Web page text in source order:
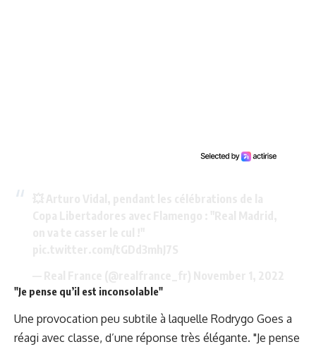
"Je pense qu’il est inconsolable"
Une provocation peu subtile à laquelle Rodrygo Goes a
réagi avec classe, d’une réponse très élégante. "Je pense